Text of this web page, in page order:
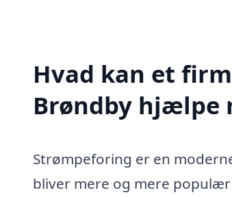
Hvad kan et
Brøndby hjælpe
Strømpeforing er en
bliver mere og mere